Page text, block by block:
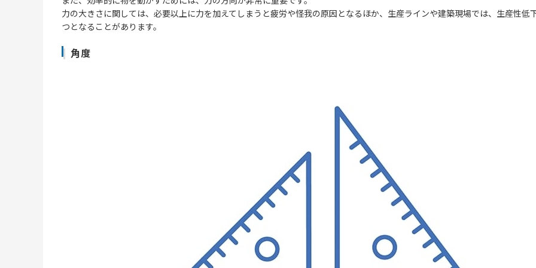
力の大きさに関しては、必要以上に力を加えてしまうと疲労や怪我の原因となるほか、生産ラインや建築現場では、生産性低
つとなることがあります。
角度